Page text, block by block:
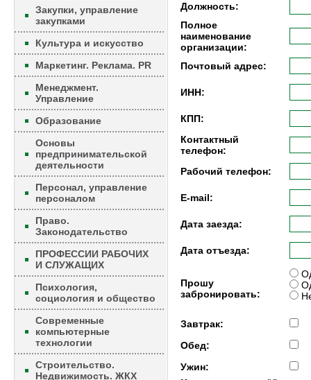
Закупки, управление
закупками
Культура и искусство
Маркетинг. Реклама. PR
Менеджмент.
Управление
Образование
Основы
предпринимательской
деятельности
Персонал, управление
персоналом
Право.
Законодательство
ПРОФЕССИИ РАБОЧИХ
И СЛУЖАЩИХ
Психология,
социология и общество
Современные
компьютерные
технологии
Строительство.
Недвижимость. ЖКХ
Должность:
Полное
наименование
организации:
Почтовый адрес:
ИНН:
КПП:
Контактный
телефон:
Рабочий телефон:
E-mail:
Дата заезда:
Дата отъезда:
Прошу
забронировать:
Завтрак:
Обед:
Ужин: